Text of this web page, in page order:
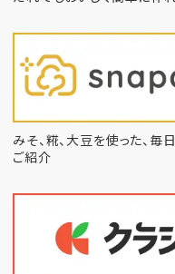
みそ、糀、大豆を使った、毎
ご紹介